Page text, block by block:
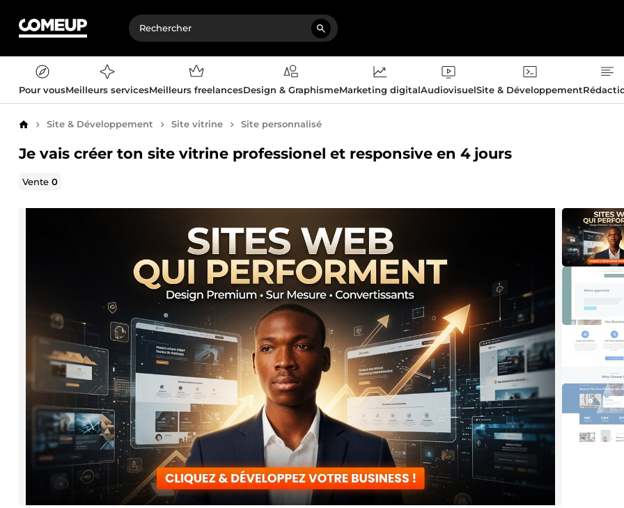
Pour vousMeilleurs servicesMeilleurs freelancesDesign & GraphismeMarketing digitalAudiovisuelSite & Développement
AccueilSite & Développement Site vitrine Site personnalisé
Je vais créer ton site vitrine professionel et responsive en 4 jours
Vente0